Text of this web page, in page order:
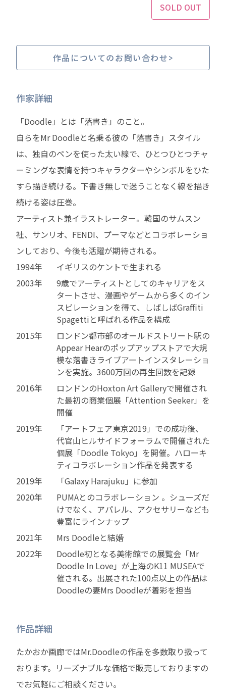
SOLD OUT
作品についてのお問い合わせ
作家詳細
「Doodle」とは「落書き」のこと。
自らをMr Doodleと名乗る彼の「落書き」スタイル
は、独自のペンを使った太い線で、ひとつひとつチャ
ーミングな表情を持つキャラクターやシンボルをひた
すら描き続ける。下書き無しで迷うことなく線を描き
続ける姿は圧巻。
アーティスト兼イラストレーター。韓国のサムスン
社、サンリオ、FENDI、プーマなどとコラボレーショ
ンしており、今後も活躍が期待される。
1994年
イギリスのケントで生まれる
2003年
9歳でアーティストとしてのキャリアをス
タートさせ、漫画やゲームから多くのイン
スピレーションを得て、しばしばGraffiti
Spagettiと呼ばれる作品を構成
2015年
ロンドン都市部のオールドストリート駅の
Appear Hearのポップアップストアで大規
模な落書きライブアートインスタレーショ
ンを実施。3600万回の再生回数を記録
2016年
ロンドンのHoxton Art Galleryで開催され
た最初の商業個展「Attention Seeker」を
開催
2019年
「アートフェア東京2019」での成功後、
代官山ヒルサイドフォーラムで開催された
個展「Doodle Tokyo」を開催。ハローキ
ティコラボレーション作品を発表する
2019年
「Galaxy Harajuku」に参加
2020年
PUMAとのコラボレーション 。シューズだ
けでなく、アパレル、アクセサリーなども
豊富にラインナップ
2021年
Mrs Doodleと結婚
2022年
Doodle初となる美術館での展覧会「Mr
Doodle In Love」が上海のK11 MUSEAで
催される。出展された100点以上の作品は
Doodleの妻Mrs Doodleが着彩を担当
作品詳細
たかおか画廊ではMr.Doodleの作品を多数取り扱って
おります。リーズナブルな価格で販売しておりますの
でお気軽にご相談ください。